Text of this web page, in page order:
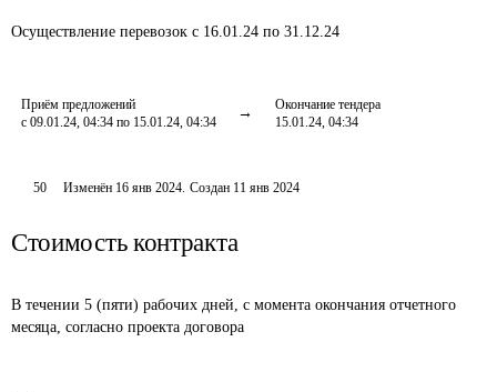
Осуществление перевозок с 16.01.24 по 31.12.24
Приём предложений
с 09.01.24, 04:34 по 15.01.24, 04:34
Окончание тендера
15.01.24, 04:34
50 Изменён 16 янв 2024. Создан 11 янв 2024
Стоимость контракта
В течении 5 (пяти) рабочих дней, с момента окончания отчетного
месяца, согласно проекта договора